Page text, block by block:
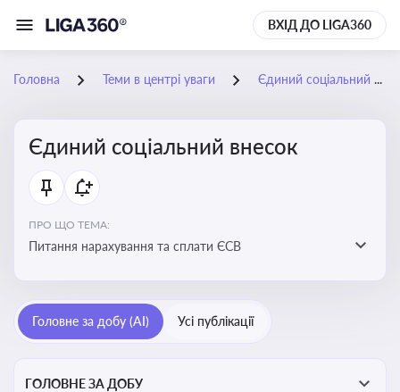
ВХІД ДО LIGA360
Головна Теми в центрі уваги Єдиний соціальний внесок
Єдиний соціальний внесок
ПРО ЩО ТЕМА:
Питання нарахування та сплати ЄСВ
Головне за добу (AI) Усі публікації
ГОЛОВНЕ ЗА ДОБУ